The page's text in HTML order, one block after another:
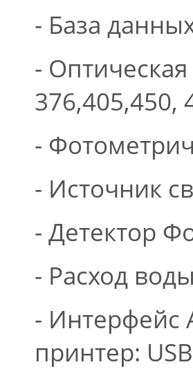
- База
-
376,405,450,
-
- Источник
- Детектор
- Расход
- Интерфейс
принтер: